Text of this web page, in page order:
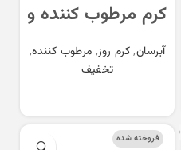
کرم مرطوب کننده و
تسکین دهنده
هیالورونیک اسید
DIVE IN Soothing
Cream
آبرسان,کرم روز, مرطوب کننده,
تخفیف
هر قسط ۴۳۷,۵۰۰تومان
فروخته شده